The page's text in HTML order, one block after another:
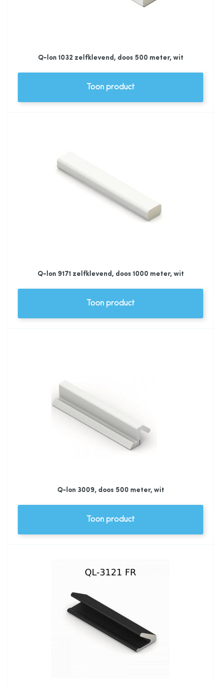
Q-lon 1032 zelfklevend, doos 500 meter, wit
Toon product
Q-lon 9171 zelfklevend, doos 1000 meter, wit
Toon product
Q-lon 3009, doos 500 meter, wit
Toon product